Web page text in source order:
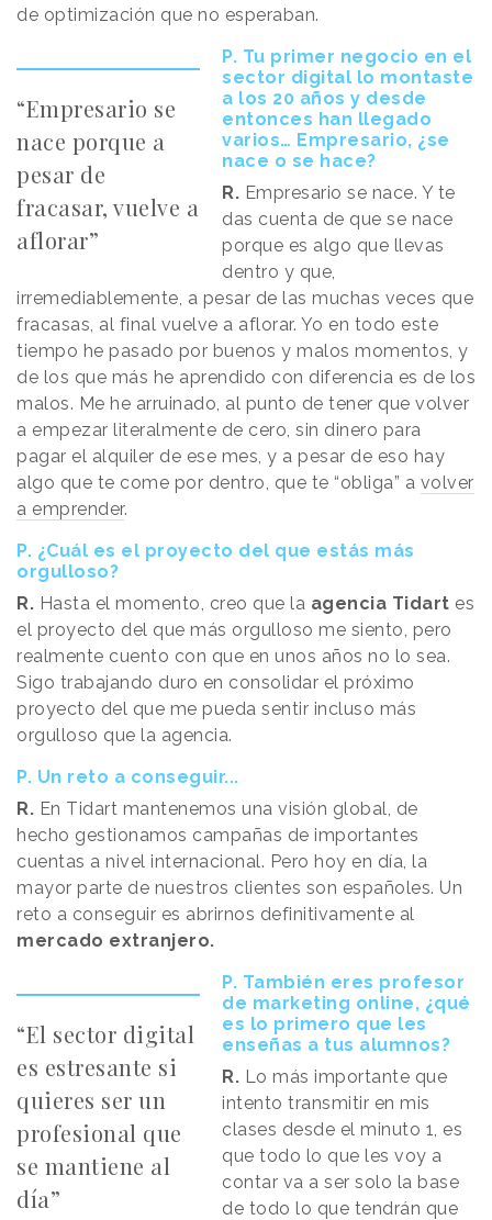
de optimización que no esperaban.
“Empresario se
nace porque a
pesar de
fracasar, vuelve a
aflorar”
P. Tu primer negocio en el
sector digital lo montaste
a los 20 años y desde
entonces han llegado
varios… Empresario, ¿se
nace o se hace?
R. Empresario se nace. Y te
das cuenta de que se nace
porque es algo que llevas
dentro y que,
irremediablemente, a pesar de las muchas veces que
fracasas, al final vuelve a aflorar. Yo en todo este
tiempo he pasado por buenos y malos momentos, y
de los que más he aprendido con diferencia es de los
malos. Me he arruinado, al punto de tener que volver
a empezar literalmente de cero, sin dinero para
pagar el alquiler de ese mes, y a pesar de eso hay
algo que te come por dentro, que te “obliga” a volver
a emprender.
P. ¿Cuál es el proyecto del que estás más
orgulloso?
R. Hasta el momento, creo que la agencia Tidart es
el proyecto del que más orgulloso me siento, pero
realmente cuento con que en unos años no lo sea.
Sigo trabajando duro en consolidar el próximo
proyecto del que me pueda sentir incluso más
orgulloso que la agencia.
P. Un reto a conseguir...
R. En Tidart mantenemos una visión global, de
hecho gestionamos campañas de importantes
cuentas a nivel internacional. Pero hoy en día, la
mayor parte de nuestros clientes son españoles. Un
reto a conseguir es abrirnos definitivamente al
mercado extranjero.
“El sector digital
es estresante si
quieres ser un
profesional que
se mantiene al
día”
P. También eres profesor
de marketing online, ¿qué
es lo primero que les
enseñas a tus alumnos?
R. Lo más importante que
intento transmitir en mis
clases desde el minuto 1, es
que todo lo que les voy a
contar va a ser solo la base
de todo lo que tendrán que